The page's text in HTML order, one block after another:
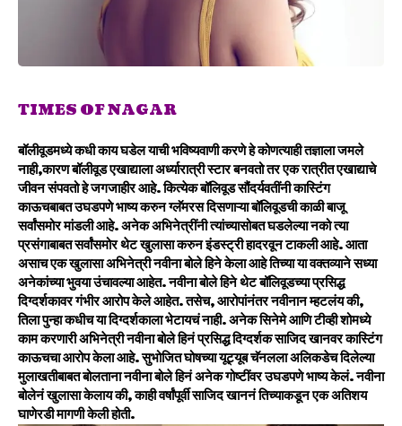
TIMES OF NAGAR
बॉलीवूडमध्ये कधी काय घडेल याची भविष्यवाणी करणे हे कोणत्याही तज्ञाला जमले
नाही,कारण बॉलीवूड एखाद्याला अर्ध्यारात्री स्टार बनवतो तर एक रात्रीत एखाद्याचे
जीवन संपवतो हे जगजाहीर आहे. कित्येक बॉलिवूड सौंदर्यवतींनी कास्टिंग
काऊचबाबत उघडपणे भाष्य करुन ग्लॅमरस दिसणाऱ्या बॉलिवूडची काळी बाजू
सर्वांसमोर मांडली आहे. अनेक अभिनेत्रींनी त्यांच्यासोबत घडलेल्या नको त्या
प्रसंगाबाबत सर्वांसमोर थेट खुलासा करुन इंडस्ट्री हादरवून टाकली आहे. आता
असाच एक खुलासा अभिनेत्री नवीना बोले हिने केला आहे तिच्या या वक्तव्याने सध्या
अनेकांच्या भुवया उंचावल्या आहेत. नवीना बोले हिने थेट बॉलिवूडच्या प्रसिद्ध
दिग्दर्शकावर गंभीर आरोप केले आहेत. तसेच, आरोपांनंतर नवीनान म्हटलंय की,
तिला पुन्हा कधीच या दिग्दर्शकाला भेटायचं नाही. अनेक सिनेमे आणि टीव्ही शोमध्ये
काम करणारी अभिनेत्री नवीना बोले हिनं प्रसिद्ध दिग्दर्शक साजिद खानवर कास्टिंग
काऊचचा आरोप केला आहे. सुभोजित घोषच्या यूट्यूब चॅनलला अलिकडेच दिलेल्या
मुलाखतीबाबत बोलताना नवीना बोले हिनं अनेक गोष्टींवर उघडपणे भाष्य केलं. नवीना
बोलेनं खुलासा केलाय की, काही वर्षांपूर्वी साजिद खाननं तिच्याकडून एक अतिशय
घाणेरडी मागणी केली होती.